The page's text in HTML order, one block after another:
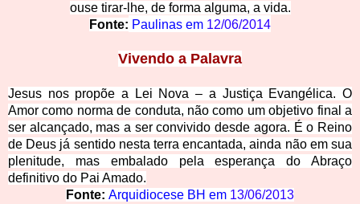
ouse tirar-lhe, de forma alguma, a vida.
Fonte: Paulinas em 12/06/2014
Vivendo a Palavra
Jesus nos propõe a Lei Nova – a Justiça Evangélica. O
Amor como norma de conduta, não como um objetivo final a
ser alcançado, mas a ser convivido desde agora. É o Reino
de Deus já sentido nesta terra encantada, ainda não em sua
plenitude, mas embalado pela esperança do Abraço
definitivo do Pai Amado.
Fonte: Arquidiocese BH em 13/06/2013